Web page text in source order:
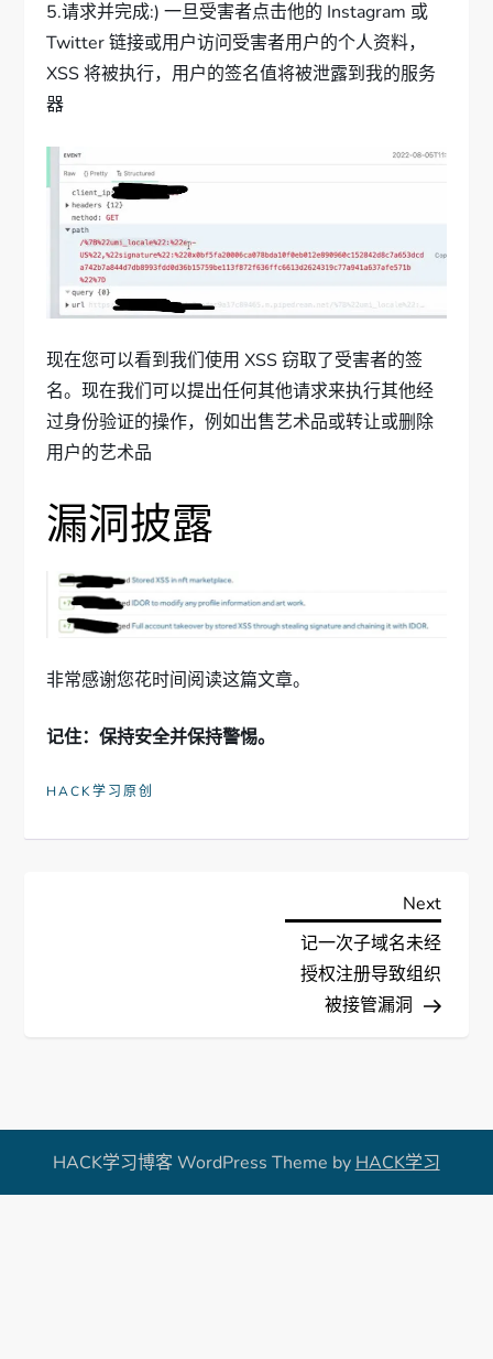
5.请求并完成:) 一旦受害者点击他的 Instagram 或
Twitter 链接或用户访问受害者用户的个人资料，
XSS 将被执行，用户的签名值将被泄露到我的服务
器
现在您可以看到我们使用 XSS 窃取了受害者的签
名。现在我们可以提出任何其他请求来执行其他经
过身份验证的操作，例如出售艺术品或转让或删除
用户的艺术品
漏洞披露
非常感谢您花时间阅读这篇文章。
记住：保持安全并保持警惕。
HACK学习原创
Next
Next
记一次子域名未经
授权注册导致组织
被接管漏洞
HACK学习博客 WordPress Theme by HACK学习